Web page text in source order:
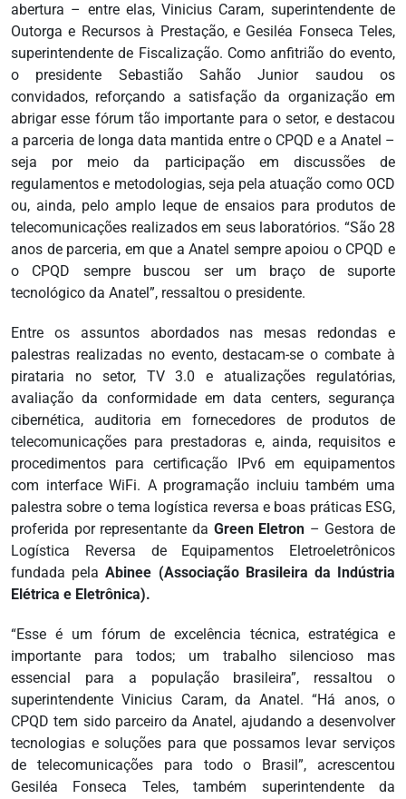
abertura – entre elas, Vinicius Caram, superintendente de
Outorga e Recursos à Prestação, e Gesiléa Fonseca Teles,
superintendente de Fiscalização. Como anfitrião do evento,
o presidente Sebastião Sahão Junior saudou os
convidados, reforçando a satisfação da organização em
abrigar esse fórum tão importante para o setor, e destacou
a parceria de longa data mantida entre o CPQD e a Anatel –
seja por meio da participação em discussões de
regulamentos e metodologias, seja pela atuação como OCD
ou, ainda, pelo amplo leque de ensaios para produtos de
telecomunicações realizados em seus laboratórios. “São 28
anos de parceria, em que a Anatel sempre apoiou o CPQD e
o CPQD sempre buscou ser um braço de suporte
tecnológico da Anatel”, ressaltou o presidente.
Entre os assuntos abordados nas mesas redondas e
palestras realizadas no evento, destacam-se o combate à
pirataria no setor, TV 3.0 e atualizações regulatórias,
avaliação da conformidade em data centers, segurança
cibernética, auditoria em fornecedores de produtos de
telecomunicações para prestadoras e, ainda, requisitos e
procedimentos para certificação IPv6 em equipamentos
com interface WiFi. A programação incluiu também uma
palestra sobre o tema logística reversa e boas práticas ESG,
proferida por representante da Green Eletron – Gestora de
Logística Reversa de Equipamentos Eletroeletrônicos
fundada pelaAbinee (Associação Brasileira da Indústria
Elétrica e Eletrônica).
“Esse é um fórum de excelência técnica, estratégica e
importante para todos; um trabalho silencioso mas
essencial para a população brasileira”, ressaltou o
superintendente Vinicius Caram, da Anatel. “Há anos, o
CPQD tem sido parceiro da Anatel, ajudando a desenvolver
tecnologias e soluções para que possamos levar serviços
de telecomunicações para todo o Brasil”, acrescentou
Gesiléa Fonseca Teles, também superintendente da